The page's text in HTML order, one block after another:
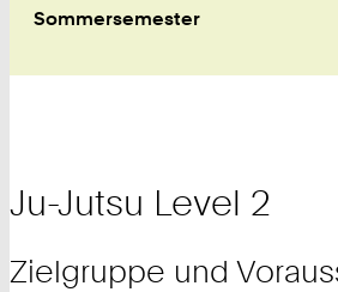
Sommersemester
Ju-Jutsu Level 2
Zielgruppe und